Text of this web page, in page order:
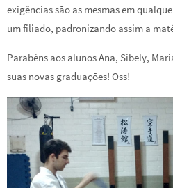
exigências são as mesmas em
um filiado, padronizando assim a
Parabéns aos alunos Ana, Sibely,
suas novas graduações! Oss!